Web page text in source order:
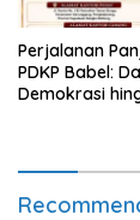
Perjalanan
PDKP Babel:
Demokrasi